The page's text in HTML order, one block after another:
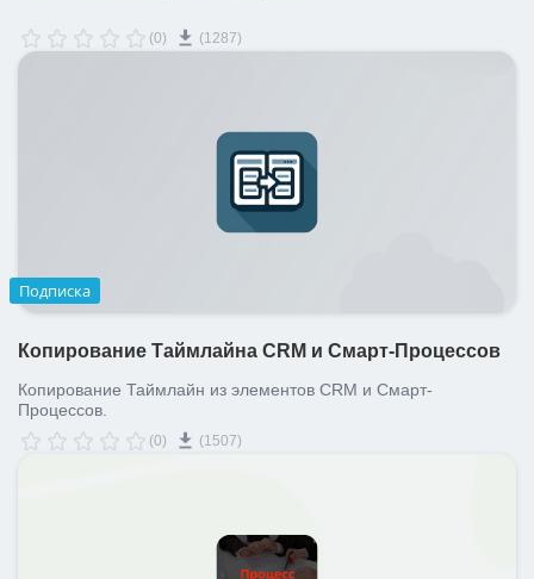
(0) (1287)
Подписка
Копирование Таймлайна CRM и Смарт-Процессов
Копирование Таймлайн из элементов CRM и Смарт-
Процессов.
(0) (1507)